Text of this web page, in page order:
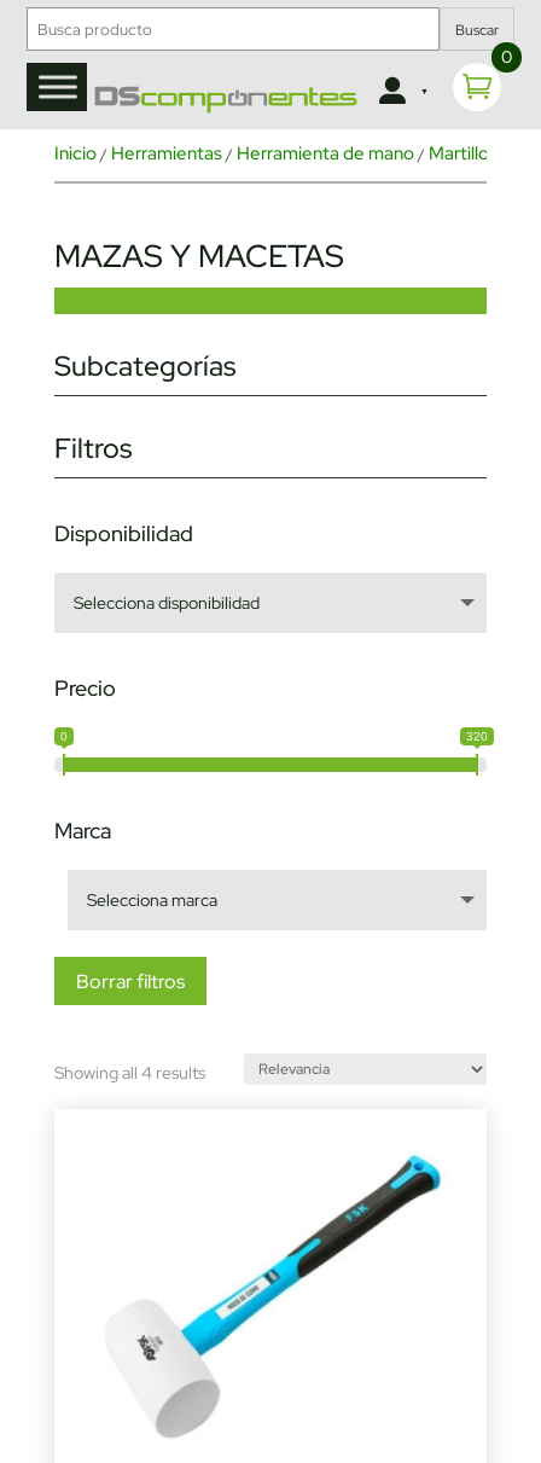
Buscar
0
Inicio/ Herramientas/ Herramienta de mano/ Martillos,
MAZAS Y MACETAS
Subcategorías
Filtros
Disponibilidad
Precio
0 320
Marca
Borrar filtros
Showing all 4 resultsSorted